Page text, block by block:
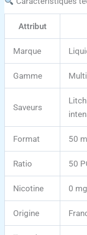
Attribut
Marque
Gamme
Saveurs
Format 50
Ratio 50
Nicotine 0
Origine